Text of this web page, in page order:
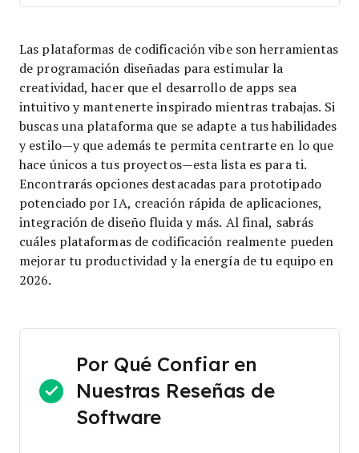
Las plataformas de codificación vibe son herramientas
de programación diseñadas para estimular la
creatividad, hacer que el desarrollo de apps sea
intuitivo y mantenerte inspirado mientras trabajas. Si
buscas una plataforma que se adapte a tus habilidades
y estilo—y que además te permita centrarte en lo que
hace únicos a tus proyectos—esta lista es para ti.
Encontrarás opciones destacadas para prototipado
potenciado por IA, creación rápida de aplicaciones,
integración de diseño fluida y más. Al final, sabrás
cuáles plataformas de codificación realmente pueden
mejorar tu productividad y la energía de tu equipo en
2026.
Por Qué Confiar en
Nuestras Reseñas de
Software